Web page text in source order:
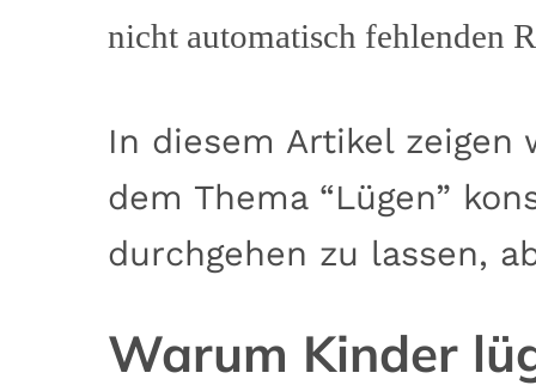
nicht automatisch fehlenden
In diesem Artikel
dem Thema “Lügen”
durchgehen zu lassen,
Warum Kinder